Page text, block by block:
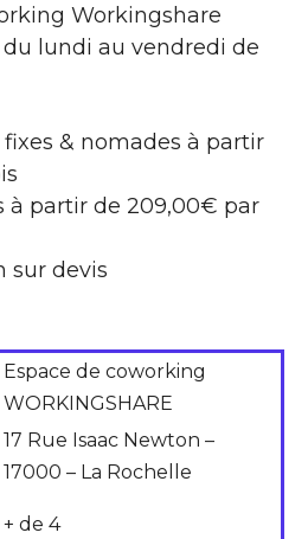
Workingshare
lundi au vendredi de
& nomades à partir
à partir de 209,00€ par
sur devis
Espace de coworking
WORKINGSHARE
17 Rue Isaac Newton –
17000 – La Rochelle
+ de 4